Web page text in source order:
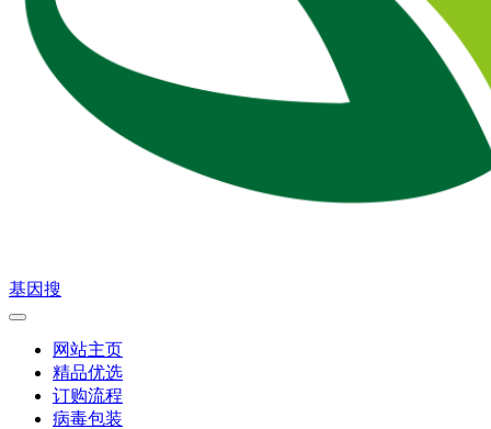
基因搜
网站主页
精品优选
订购流程
病毒包装